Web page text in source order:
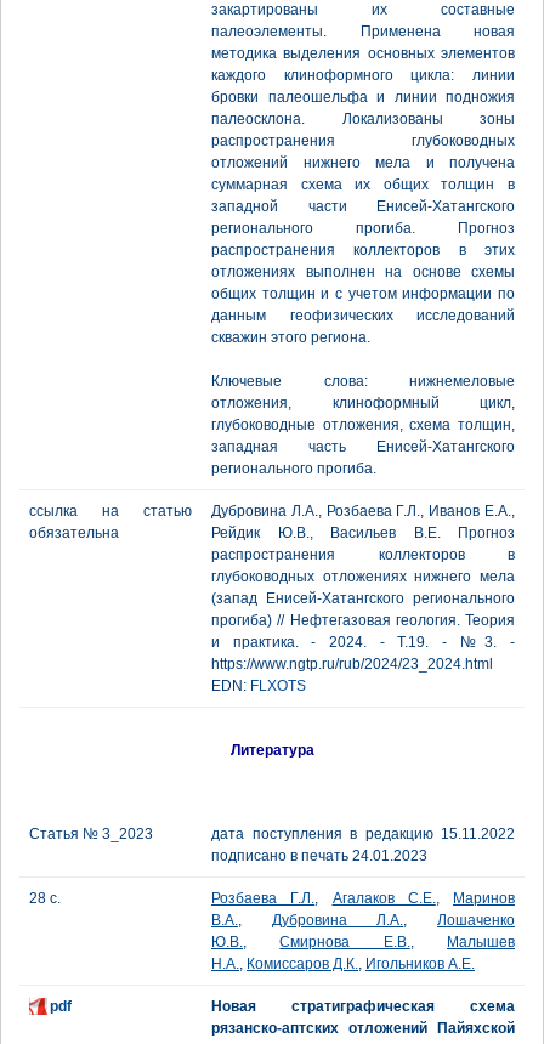
закартированы их составные
палеоэлементы. Применена новая
методика выделения основных элементов
каждого клиноформного цикла: линии
бровки палеошельфа и линии подножия
палеосклона. Локализованы зоны
распространения глубоководных
отложений нижнего мела и получена
суммарная схема их общих толщин в
западной части Енисей-Хатангского
регионального прогиба. Прогноз
распространения коллекторов в этих
отложениях выполнен на основе схемы
общих толщин и с учетом информации по
данным геофизических исследований
скважин этого региона.
Ключевые слова: нижнемеловые
отложения, клиноформный цикл,
глубоководные отложения, схема толщин,
западная часть Енисей-Хатангского
регионального прогиба.
ссылка на статью
обязательна
Дубровина Л.А., Розбаева Г.Л., Иванов Е.А.,
Рейдик Ю.В., Васильев В.Е. Прогноз
распространения коллекторов в
глубоководных отложениях нижнего мела
(запад Енисей-Хатангского регионального
прогиба) // Нефтегазовая геология. Теория
и практика. - 2024. - Т.19. - №3. -
https://www.ngtp.ru/rub/2024/23_2024.html
EDN: FLXOTS
Литература
Статья № 3_2023
дата поступления в редакцию 15.11.2022
подписано в печать 24.01.2023
28 с. Розбаева Г.Л., Агалаков С.Е.,
Маринов
В.А., Дубровина Л.А.,Лошаченко
Ю.В.,Смирнова Е.В.,
Малышев
Н.А., Комиссаров Д.К., Игольников А.Е.
pdf
Новая стратиграфическая схема
рязанско-аптских отложений Пайяхской